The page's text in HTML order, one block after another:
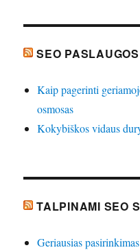
SEO PASLAUGOS
Kaip pagerinti
osmosas
Kokybiškos vidaus
TALPINAMI SEO
Geriausias